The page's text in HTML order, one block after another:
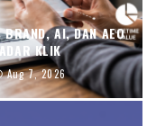
BRAND, AI, DAN AEO
KLIK
Aug 7, 2026